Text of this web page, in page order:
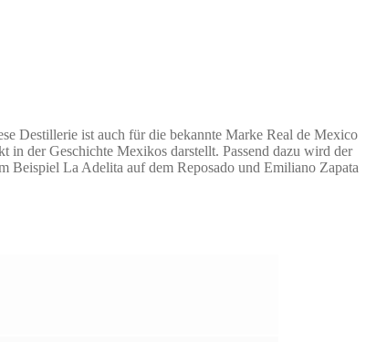
Destillerie ist auch für die bekannte Marke Real de Mexico
in der Geschichte Mexikos darstellt. Passend dazu wird der
Beispiel La Adelita auf dem Reposado und Emiliano Zapata